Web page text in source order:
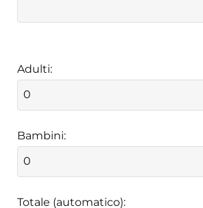
Adulti:
Bambini:
Totale (automatico):